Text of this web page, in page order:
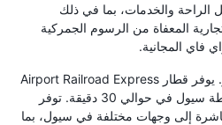
الراحة والخدمات، بما في ذلك
المعفاة من الرسوم الجمركية
فاي المجانية.
يسهل الوصول من وإلى المطار. يوفر قطار Airport Railroad Express
(AREX) خدمة مباشرة إلى محطة سيول في حوالي 30 دقيقة. توفر
إلى وجهات مختلفة في سيول، بما